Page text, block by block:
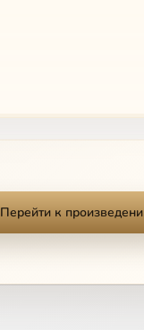
Перейти к